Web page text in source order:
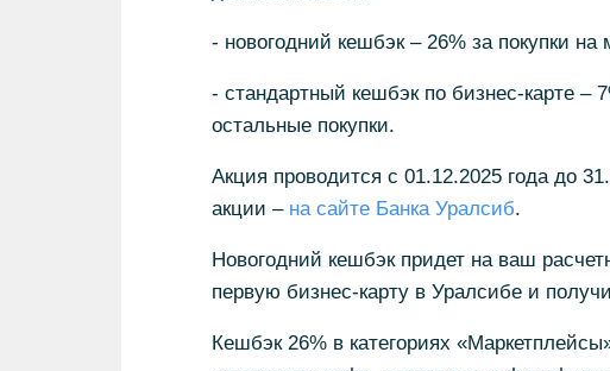
- новогодний кешбэк – 26% за покупки на
- стандартный кешбэк по бизнес-карте –
остальные покупки.
Акция проводится с 01.12.2025 года до
акции – на сайте Банка Уралсиб.
Новогодний кешбэк придет на ваш
первую бизнес-карту в Уралсибе и
Кешбэк 26% в категориях